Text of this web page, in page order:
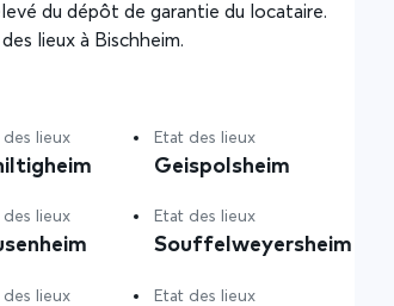
du dépôt de garantie du locataire.
lieux à Bischheim.
des lieux Etat des lieux
Geispolsheim
des lieux Etat des lieux
Souffelweyersheim
des lieux Etat des lieux